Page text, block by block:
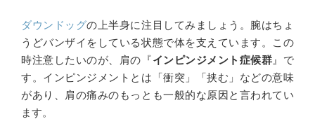
ダウンドッグの上半身に注目してみましょう。腕はちょ
うどバンザイをしている状態で体を支えています。この
時注意したいのが、肩の『インピンジメント症候群 』で
す。インピンジメントとは「衝突」「挟む」などの意味
があり、肩の痛みのもっとも一般的な原因と言われてい
ます。